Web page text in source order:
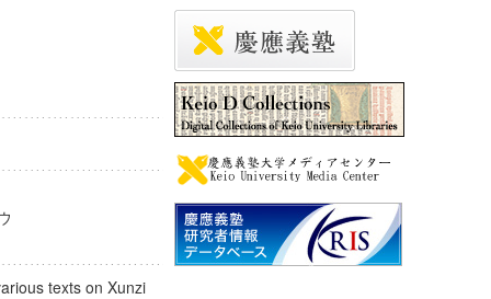
ウ
texts on Xunzi